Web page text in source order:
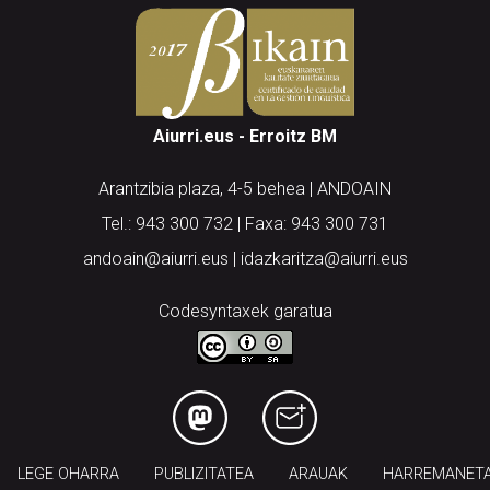
Aiurri.eus - Erroitz BM
Arantzibia plaza, 4-5 behea | ANDOAIN
Tel.: 943 300 732 | Faxa: 943 300 731
andoain@aiurri.eus | idazkaritza@aiurri.eus
Codesyntaxek garatua
LEGE OHARRA PUBLIZITATEA ARAUAK